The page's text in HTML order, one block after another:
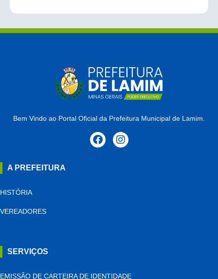
Bem Vindo ao Portal Oficial da Prefeitura Municipal de Lamim.
A PREFEITURA
HISTÓRIA
VEREADORES
SERVIÇOS
EMISSÃO DE CARTEIRA DE IDENTIDADE